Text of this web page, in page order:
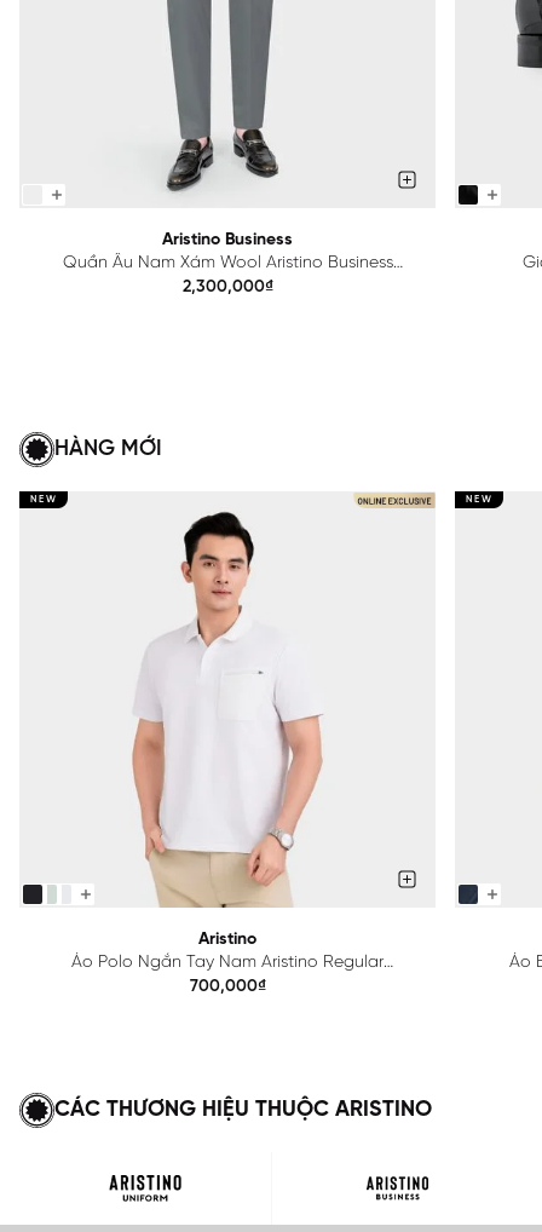
Aristino Business
Quần Âu Nam Xám Wool Aristino Business
1TR0010S1
2,300,000₫
HÀNG MỚI
NEW
Aristino
Áo Polo Ngắn Tay Nam Aristino Regular
APS615EDP01
700,000₫
NEW
Áo
CÁC THƯƠNG HIỆU THUỘC ARISTINO